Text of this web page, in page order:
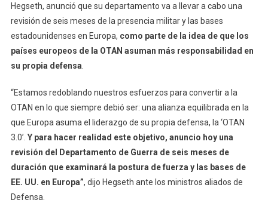
Hegseth, anunció que su departamento va a llevar a cabo una
revisión de seis meses de la presencia militar y las bases
estadounidenses en Europa, como parte de la idea de que los
países europeos de la OTAN asuman más responsabilidad en
su propia defensa.
“Estamos redoblando nuestros esfuerzos para convertir a la
OTAN en lo que siempre debió ser: una alianza equilibrada en la
que Europa asuma el liderazgo de su propia defensa, la ‘OTAN
3.0’. Y para hacer realidad este objetivo, anuncio hoy una
revisión del Departamento de Guerra de seis meses de
duración que examinará la postura de fuerza y las bases de
EE. UU. en Europa”, dijo Hegseth ante los ministros aliados de
Defensa.